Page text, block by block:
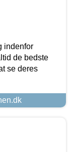
indenfor
de bedste
se deres